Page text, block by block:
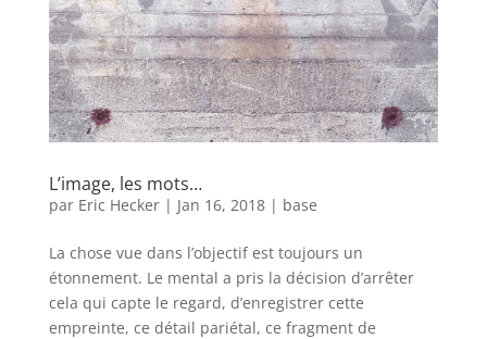
L’image, les mots…
par Eric Hecker| Jan 16, 2018| base
La chose vue dans l’objectif est toujours un
étonnement. Le mental a pris la décision d’arrêter
cela qui capte le regard, d’enregistrer cette
empreinte, ce détail pariétal, ce fragment de